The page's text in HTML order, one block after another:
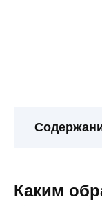
Каким